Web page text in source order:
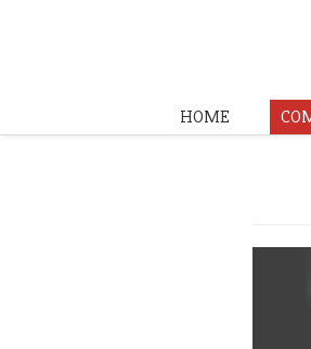
HOME